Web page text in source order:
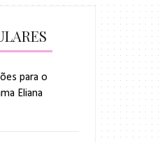
para o
Eliana